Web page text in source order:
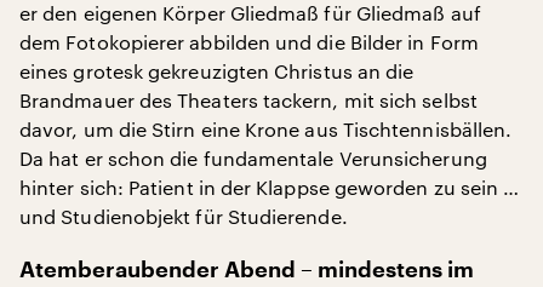
er den eigenen Körper Gliedmaß für Gliedmaß auf
dem Fotokopierer abbilden und die Bilder in Form
eines grotesk gekreuzigten Christus an die
Brandmauer des Theaters tackern, mit sich selbst
davor, um die Stirn eine Krone aus Tischtennisbällen.
Da hat er schon die fundamentale Verunsicherung
hinter sich: Patient in der Klappse geworden zu sein …
und Studienobjekt für Studierende.
Atemberaubender Abend – mindestens im